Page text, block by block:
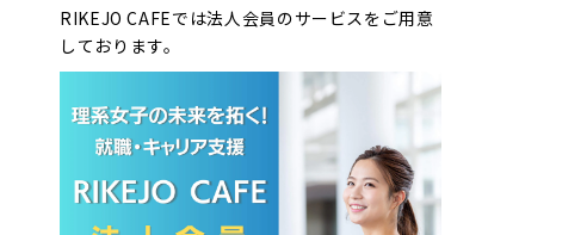
RIKEJO CAFEでは法人会員のサービスをご用意
しております。